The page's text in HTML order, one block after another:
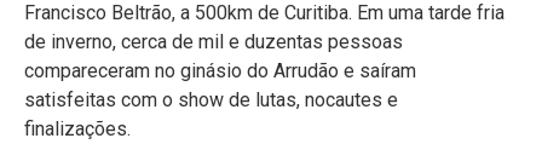
Francisco Beltrão, a 500km de Curitiba. Em uma tarde fria
de inverno, cerca de mil e duzentas pessoas
compareceram no ginásio do Arrudão e saíram
satisfeitas com o show de lutas, nocautes e
finalizações.